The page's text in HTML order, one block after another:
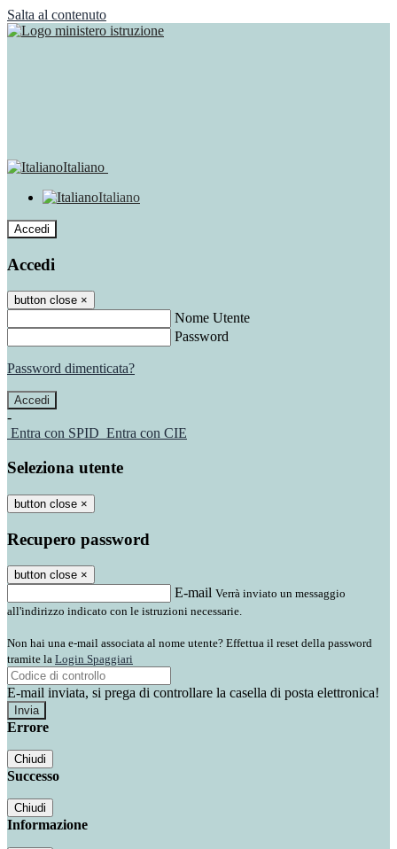
Salta al contenuto
Italiano
Italiano
Accedi
Accedi
button close ×
Nome Utente
Password
Password dimenticata?
-
Entra con SPID Entra con CIE
Seleziona utente
button close ×
Recupero password
button close ×
E-mail Verrà inviato un messaggio
all'indirizzo indicato con le istruzioni necessarie.
Non hai una e-mail associata al nome utente? Effettua il reset della password
tramite la Login Spaggiari
E-mail inviata, si prega di controllare la casella di posta elettronica!
Errore
Chiudi
Successo
Chiudi
Informazione